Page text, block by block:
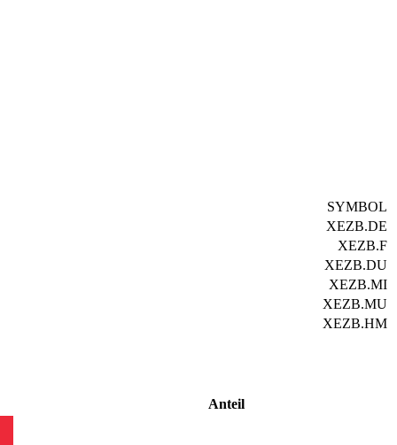
SYMBOL
XEZB.DE
XEZB.F
XEZB.DU
XEZB.MI
XEZB.MU
XEZB.HM
Anteil